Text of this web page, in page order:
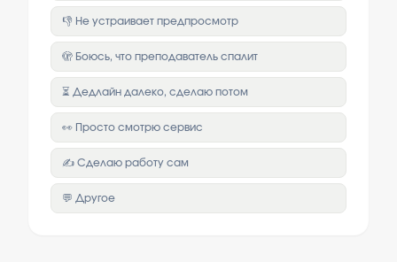
👎 Не устраивает предпросмотр
🫣 Боюсь, что преподаватель спалит
⏳ Дедлайн далеко, сделаю потом
👀 Просто смотрю сервис
✍️ Сделаю работу сам
💬 Другое